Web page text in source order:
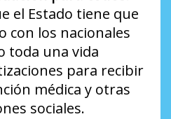
el Estado tiene que
con los nacionales
toda una vida
para recibir
médica y otras
sociales.